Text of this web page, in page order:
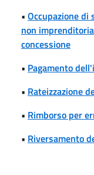
• Occupazione
non
concessione
• Pagamento
• Rateizzazione
• Rimborso per
• Riversamento